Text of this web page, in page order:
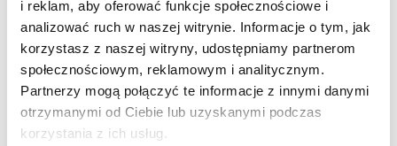
i reklam, aby oferować funkcje społecznościowe i
analizować ruch w naszej witrynie. Informacje o tym, jak
korzystasz z naszej witryny, udostępniamy partnerom
społecznościowym, reklamowym i analitycznym.
Partnerzy mogą połączyć te informacje z innymi danymi
otrzymanymi od Ciebie lub uzyskanymi podczas
korzystania z ich usług.
Dzięki niej szybko i bezpiecznie mogą wrócić do pełnej
sprawności. Poznajcie historie osób, którym pomógł
doktor Winkler.